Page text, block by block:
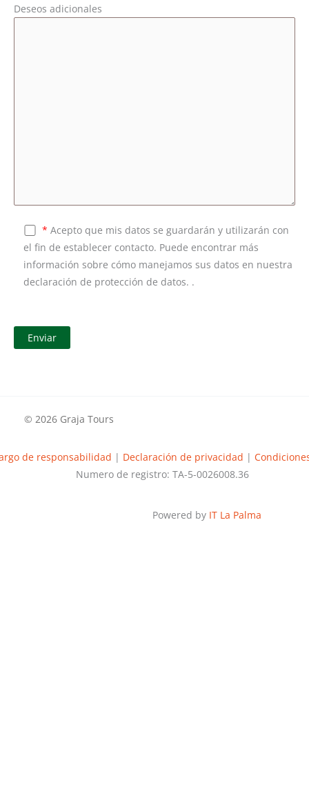
Deseos adicionales
* Acepto que mis datos se guardarán y utilizarán con
el fin de establecer contacto. Puede encontrar más
información sobre cómo manejamos sus datos en nuestra
declaración de protección de datos. .
© 2026 Graja Tours
de responsabilidad | Declaración de privacidad |
Numero de registro: TA-5-0026008.36
Powered by IT La Palma